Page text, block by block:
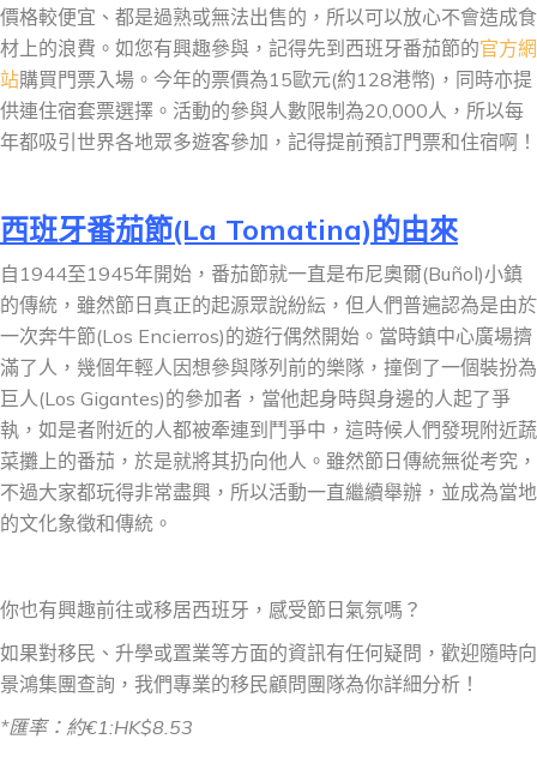
價格較便宜、都是過熟或無法出售的，所以可以放心不會造成食
材上的浪費。如您有興趣參與，記得先到西班牙番茄節的官方網
站購買門票入場。今年的票價為15歐元(約128港幣)，同時亦提
供連住宿套票選擇。活動的參與人數限制為20,000人，所以每
年都吸引世界各地眾多遊客參加，記得提前預訂門票和住宿啊！
西班牙番茄節(La Tomatina)的由來
自1944至1945年開始，番茄節就一直是布尼奧爾(Buñol)小鎮
的傳統，雖然節日真正的起源眾說紛紜，但人們普遍認為是由於
一次奔牛節(Los Encierros)的遊行偶然開始。當時鎮中心廣場擠
滿了人，幾個年輕人因想參與隊列前的樂隊，撞倒了一個裝扮為
巨人(Los Gigantes)的參加者，當他起身時與身邊的人起了爭
執，如是者附近的人都被牽連到鬥爭中，這時候人們發現附近蔬
菜攤上的番茄，於是就將其扔向他人。雖然節日傳統無從考究，
不過大家都玩得非常盡興，所以活動一直繼續舉辦，並成為當地
的文化象徵和傳統。
你也有興趣前往或移居西班牙，感受節日氣氛嗎？
如果對移民、升學或置業等方面的資訊有任何疑問，歡迎隨時向
景鴻集團查詢，我們專業的移民顧問團隊為你詳細分析！
*匯率：約€1:HK$8.53